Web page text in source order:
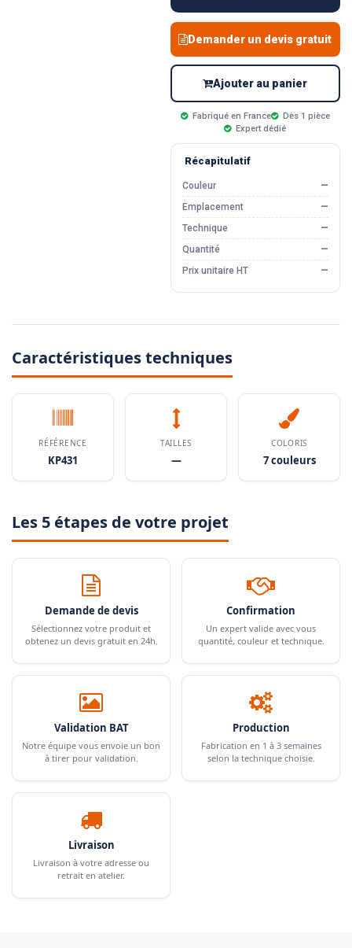
Demander un devis gratuit
Ajouter au panier
Fabriqué en France
Dès 1 pièce
Expert dédié
Récapitulatif
Couleur
—
Emplacement
—
Technique
—
Quantité
—
Prix unitaire HT
—
Caractéristiques techniques
RÉFÉRENCE
KP431
TAILLES
—
COLORIS
7 couleurs
Les 5 étapes de votre projet
Demande de devis
Sélectionnez votre produit et
obtenez un devis gratuit en 24h.
Confirmation
Un expert valide avec vous
quantité, couleur et technique.
Validation BAT
Notre équipe vous envoie un bon
à tirer pour validation.
Production
Fabrication en 1 à 3 semaines
selon la technique choisie.
Livraison
Livraison à votre adresse ou
retrait en atelier.